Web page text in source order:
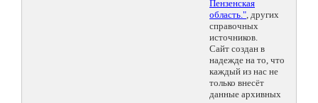
Пензенская
область.", других
справочных
источников.
Сайт создан в
надежде на то, что
каждый из нас не
только внесёт
данные архивных